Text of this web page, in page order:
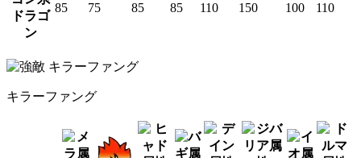
ドラゴ
ン
85 75 85 85 110 150 100 110
キラーファング